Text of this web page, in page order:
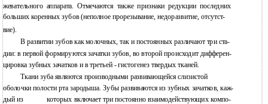
жевательного аппарата. Отмечаются также признаки редукции последних
больших коренных зубов (неполное прорезывание, недоразвитие, отсутст-
вие).
В развитии зубов как молочных, так и постоянных различают три ста-
дии: в первой формируются зачатки зубов, во второй происходит дифферен-
цировка зубных зачатков и в третьей - гистогенез твердых тканей.
Ткани зуба являются производными развивающейся слизистой
оболочки полости рта зародыша. Зубы развиваются из зубных зачатков, каж-
дый из
которых включает три постоянно взаимодействующих компо-